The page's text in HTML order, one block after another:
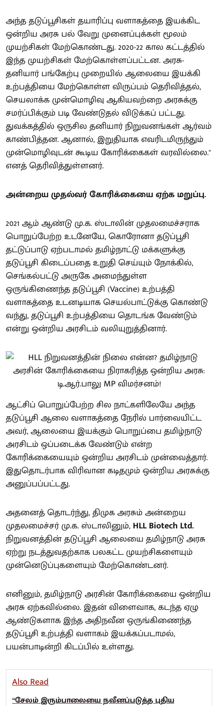
அந்த தடுப்பூசிகள் தயாரிப்பு வளாகத்தை இயக்கிட
ஒன்றிய அரசு பல் வேறு முனைப்புக்கள் மூலம்
முயற்சிகள் மேற்கொண்டது. 2020-22 கால கட்டத்தில்
இந்த முயற்சிகள் மேற்கொள்ளப்பட்டன. அரசு-
தனியார் பங்கேற்பு முறையில் ஆலையை இயக்கி
உற்பத்தியை மேற்கொள்ள விருப்பம் தெரிவித்தல்,
செயலாக்க முன்மொழிவு ஆகியவற்றை அரசுக்கு
சமர்ப்பிக்கும் படி வேண்டுதல் விடுக்கப் பட்டது.
துவக்கத்தில் ஒருசில தனியார் நிறுவனங்கள் ஆர்வம்
காண்பித்தன. ஆனால், இறுதியாக எவரிடமிருந்தும்
முன்மொழிவுடன் கூடிய கோரிக்கைகள் வரவில்லை."
எனத் தெரிவித்துள்ளனர்.
அன்றைய முதல்வர் கோரிக்கையை ஏற்க மறுப்பு.
2021 ஆம் ஆண்டு மு.க. ஸ்டாலின் முதலமைச்சராக
பொறுப்பேற்ற உடனேயே, கொரோனா தடுப்பூசி
தட்டுப்பாடு ஏற்படாமல் தமிழ்நாட்டு மக்களுக்கு
தடுப்பூசி கிடைப்பதை உறுதி செய்யும் நோக்கில்,
செங்கல்பட்டு அருகே அமைந்துள்ள
ஒருங்கிணைந்த தடுப்பூசி (Vaccine) உற்பத்தி
வளாகத்தை உடனடியாக செயல்பாட்டுக்கு கொண்டு
வந்து, தடுப்பூசி உற்பத்தியை தொடங்க வேண்டும்
என்று ஒன்றிய அரசிடம் வலியுறுத்தினார்.
ஆட்சிப் பொறுப்பேற்ற சில நாட்களிலேயே அந்த
தடுப்பூசி ஆலை வளாகத்தை நேரில் பார்வையிட்ட
அவர், ஆலையை இயக்கும் பொறுப்பை தமிழ்நாடு
அரசிடம் ஒப்படைக்க வேண்டும் என்ற
கோரிக்கையையும் ஒன்றிய அரசிடம் முன்வைத்தார்.
இதுதொடர்பாக விரிவான கடிதமும் ஒன்றிய அரசுக்கு
அனுப்பப்பட்டது.
அதனைத் தொடர்ந்து, திமுக அரசும் அன்றைய
முதலமைச்சர் மு.க. ஸ்டாலினும், HLL Biotech Ltd.
நிறுவனத்தின் தடுப்பூசி ஆலையை தமிழ்நாடு அரசு
ஏற்று நடத்துவதற்காக பலகட்ட முயற்சிகளையும்
முன்னெடுப்புகளையும் மேற்கொண்டனர்.
எனினும், தமிழ்நாடு அரசின் கோரிக்கையை ஒன்றிய
அரசு ஏற்கவில்லை. இதன் விளைவாக, கடந்த ஏழு
ஆண்டுகளாக இந்த அதிநவீன ஒருங்கிணைந்த
தடுப்பூசி உற்பத்தி வளாகம் இயக்கப்படாமல்,
பயன்பாடின்றி கிடப்பில் உள்ளது.
Also Read
“சேலம் இரும்பாலையை நவீனப்படுத்த புதிய